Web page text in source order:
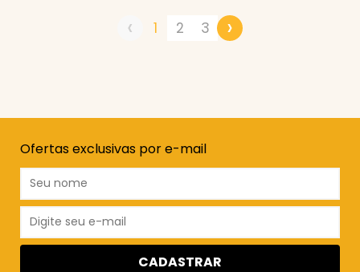
‹ 1 2 3 ›
Ofertas exclusivas por e-mail
CADASTRAR